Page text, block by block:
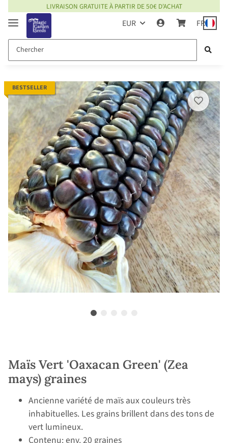
LIVRAISON GRATUITE À PARTIR DE 50€ D'ACHAT
EUR FR
BESTSELLER
Maïs Vert 'Oaxacan Green' (Zea
mays) graines
Ancienne variété de maïs aux couleurs très
inhabituelles. Les grains brillent dans des tons de
vert lumineux.
Contenu: env. 20 graines